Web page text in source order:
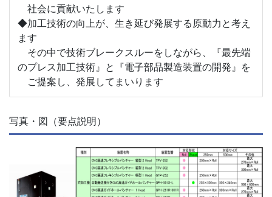
社会に貢献いたします
◆加工技術の向上が、生き延び発展する原動力と考え
ます
その中で技術ブレークスルーをしながら、『最先端
のプレス加工技術』と『電子部品製造装置の開発』を
ご提案し、発展してまいります
写真・図（要点説明）